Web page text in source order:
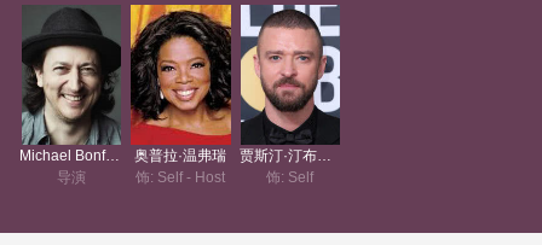
Michael Bonfiglio
导演
奥普拉·温弗瑞
饰: Self - Host
贾斯汀·汀布莱克
饰: Self